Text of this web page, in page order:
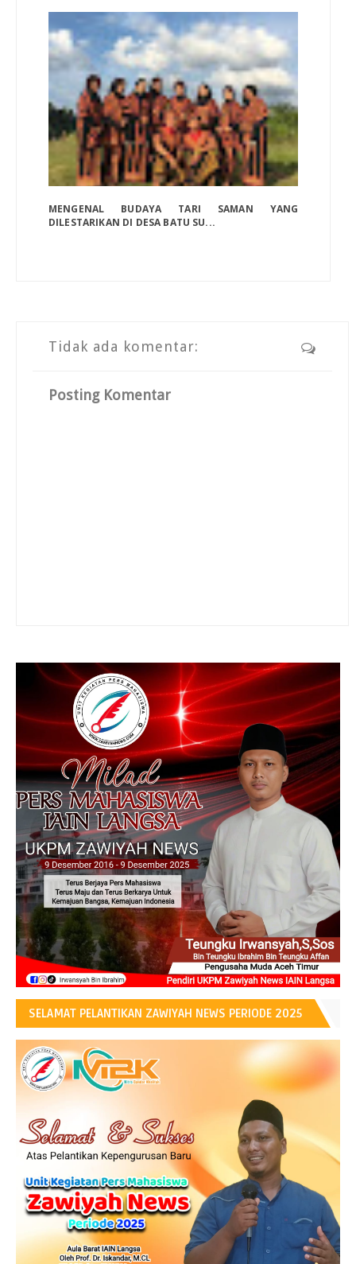
MENGENAL BUDAYA TARI SAMAN YANG
DILESTARIKAN DI DESA BATU SU...
Tidak ada komentar:
Posting Komentar
SELAMAT PELANTIKAN ZAWIYAH NEWS PERIODE 2025